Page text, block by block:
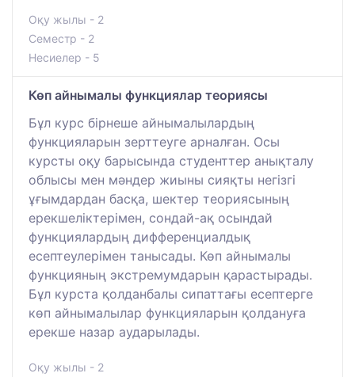
Оқу жылы - 2
Семестр - 2
Несиелер - 5
Көп айнымалы функциялар теориясы
Бұл курс бірнеше айнымалылардың
функцияларын зерттеуге арналған. Осы
курсты оқу барысында студенттер анықталу
облысы мен мәндер жиыны сияқты негізгі
ұғымдардан басқа, шектер теориясының
ерекшеліктерімен, сондай-ақ осындай
функциялардың дифференциалдық
есептеулерімен танысады. Көп айнымалы
функцияның экстремумдарын қарастырады.
Бұл курста қолданбалы сипаттағы есептерге
көп айнымалылар функцияларын қолдануға
ерекше назар аударылады.
Оқу жылы - 2